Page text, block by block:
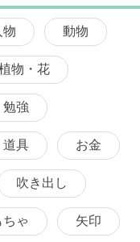
物 動物
物・花
勉強
道具 お金
吹き出し
ちゃ 矢印